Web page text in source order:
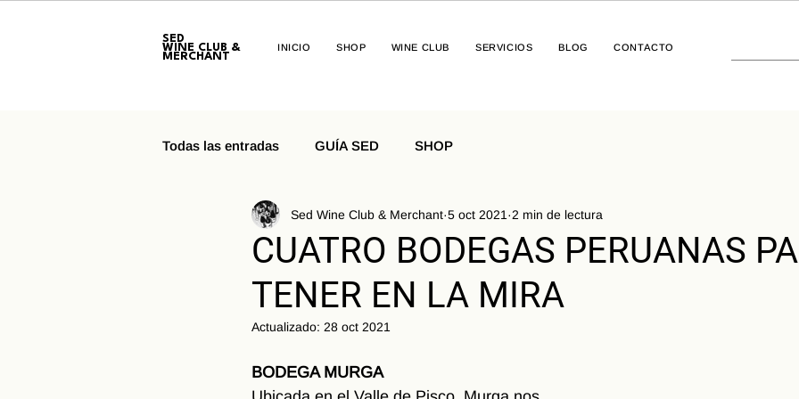
SED
WINE CLUB &
MERCHANT
INICIO SHOP WINE CLUB SERVICIOS BLOG CONTACTO
Todas las entradas GUÍA SED SHOP
CUATRO BODEGAS PERUANAS
TENER EN LA MIRA
Sed Wine Club & Merchant 5 oct 2021 2 min de lectura
Actualizado: 28 oct 2021
BODEGA MURGA